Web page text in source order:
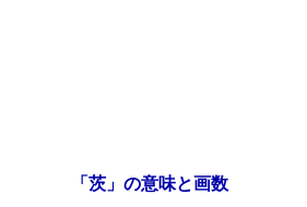
「茨」の意味と画数